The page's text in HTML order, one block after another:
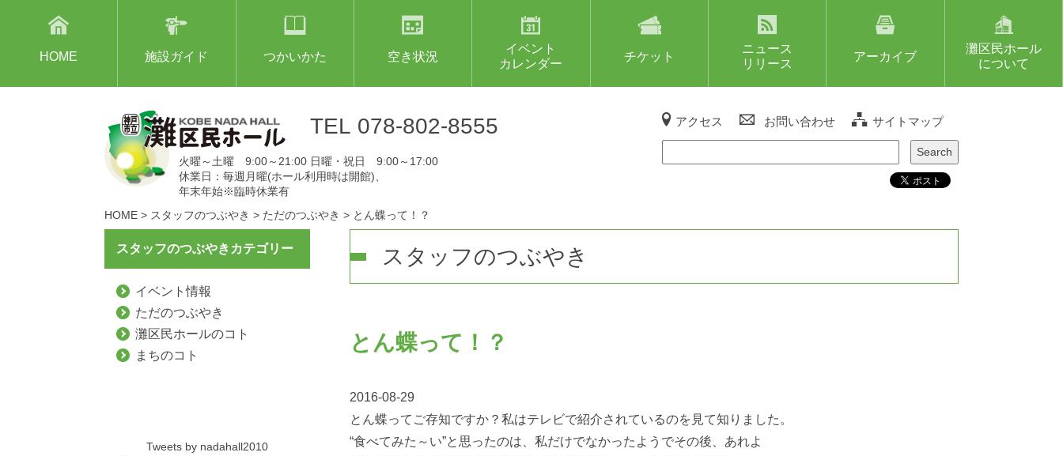
HOME 施設ガイド つかいかた 空き状況
イベント
カレンダー
チケット
ニュース
リリース
アーカイブ
灘区民ホール
について
TEL 078-802-8555
火曜～土曜 9:00～21:00 日曜・祝日 9:00～17:00
休業日：毎週月曜(ホール利用時は開館)、
年末年始※臨時休業有
アクセス お問い合わせ サイトマップ
HOME > スタッフのつぶやき > ただのつぶやき > とん蝶って！？
スタッフのつぶやき
とん蝶って！？
2016-08-29
とん蝶ってご存知ですか？私はテレビで紹介されているのを見て知りました。
“食べてみた～い”と思ったのは、私だけでなかったようでその後、あれよ
スタッフのつぶやきカテゴリー
イベント情報
ただのつぶやき
灘区民ホールのコト
まちのコト
Tweets by nadahall2010